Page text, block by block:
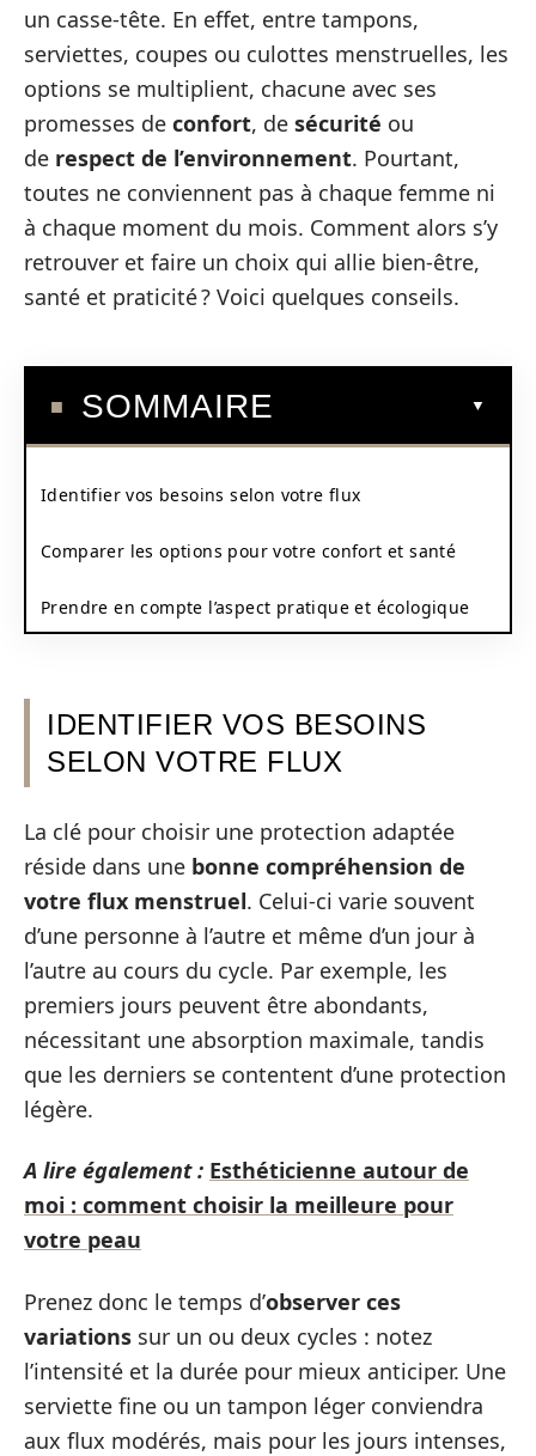
un casse-tête. En effet, entre tampons,
serviettes, coupes ou culottes menstruelles, les
options se multiplient, chacune avec ses
promesses de confort, de sécurité ou
de respect de l’environnement. Pourtant,
toutes ne conviennent pas à chaque femme ni
à chaque moment du mois. Comment alors s’y
retrouver et faire un choix qui allie bien-être,
santé et praticité ? Voici quelques conseils.
SOMMAIRE
Identifier vos besoins selon votre flux
Comparer les options pour votre confort et santé
Prendre en compte l’aspect pratique et écologique
IDENTIFIER VOS BESOINS
SELON VOTRE FLUX
La clé pour choisir une protection adaptée
réside dans une bonne compréhension de
votre flux menstruel. Celui-ci varie souvent
d’une personne à l’autre et même d’un jour à
l’autre au cours du cycle. Par exemple, les
premiers jours peuvent être abondants,
nécessitant une absorption maximale, tandis
que les derniers se contentent d’une protection
légère.
A lire également : Esthéticienne autour de
moi : comment choisir la meilleure pour
votre peau
Prenez donc le temps d’observer ces
variations sur un ou deux cycles : notez
l’intensité et la durée pour mieux anticiper. Une
serviette fine ou un tampon léger conviendra
aux flux modérés, mais pour les jours intenses,